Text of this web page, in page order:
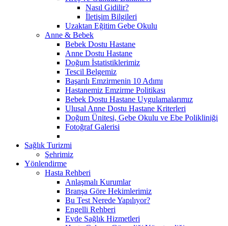
Nasıl Gidilir?
İletişim Bilgileri
Uzaktan Eğitim Gebe Okulu
Anne & Bebek
Bebek Dostu Hastane
Anne Dostu Hastane
Doğum İstatistiklerimiz
Tescil Belgemiz
Başarılı Emzirmenin 10 Adımı
Hastanemiz Emzirme Politikası
Bebek Dostu Hastane Uygulamalarımız
Ulusal Anne Dostu Hastane Kriterleri
Doğum Ünitesi, Gebe Okulu ve Ebe Polikliniği
Fotoğraf Galerisi
Sağlık Turizmi
Şehrimiz
Yönlendirme
Hasta Rehberi
Anlaşmalı Kurumlar
Branşa Göre Hekimlerimiz
Bu Test Nerede Yapılıyor?
Engelli Rehberi
Evde Sağlık Hizmetleri